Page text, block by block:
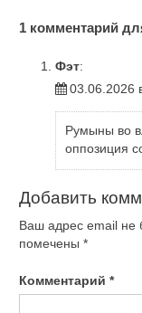
1 комментарий
Фэт:
03.06.2026
Румыны во
оппозиция
Добавить
Ваш адрес email не
помечены *
Комментарий *